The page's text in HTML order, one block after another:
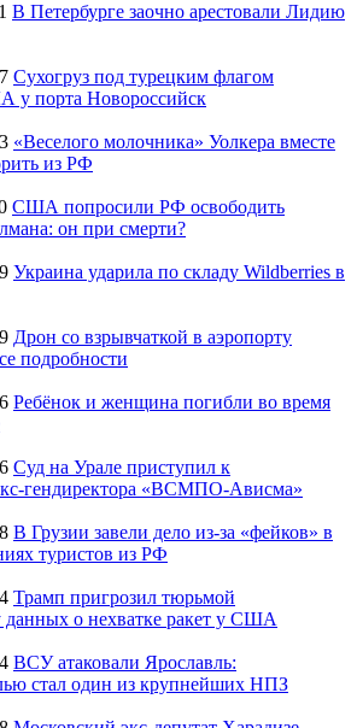
В Петербурге заочно арестовали Лидию
Сухогруз под турецким флагом
у порта Новороссийск
«Веселого молочника» Уолкера вместе
из РФ
США попросили РФ освободить
он при смерти?
Украина ударила по складу Wildberries в
Дрон со взрывчаткой в аэропорту
подробности
Ребёнок и женщина погибли во время
Суд на Урале приступил к
гендиректора «ВСМПО-Ависма»
В Грузии завели дело из-за «фейков» в
туристов из РФ
Трамп пригрозил тюрьмой
данных о нехватке ракет у США
ВСУ атаковали Ярославль:
стал один из крупнейших НПЗ